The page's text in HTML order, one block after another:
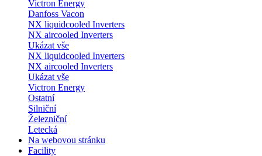
Victron Energy
Danfoss Vacon
NX liquidcooled Inverters
NX aircooled Inverters
Ukázat vše
NX liquidcooled Inverters
NX aircooled Inverters
Ukázat vše
Victron Energy
Ostatní
Silniční
Železniční
Letecká
Na webovou stránku
Facility